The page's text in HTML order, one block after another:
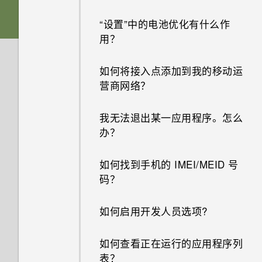
“设置”中的电池优化有什么作
用？
如何将接入点添加到我的移动运
营商网络？
我无法退出某一应用程序。怎么
办？
如何找到手机的 IMEI/MEID 号
码？
如何启用开发人员选项?
如何查看正在运行的应用程序列
表？